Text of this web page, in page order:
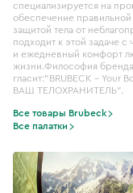
специализируется на
обеспечение
защитой тела от
подходит к этой задаче
и ежедневный комфорт
жизни.Философия
гласит:"BRUBECK – Your
ВАШ ТЕЛОХРАНИТЕЛЬ".
Все товары Brubeck
Все палатки